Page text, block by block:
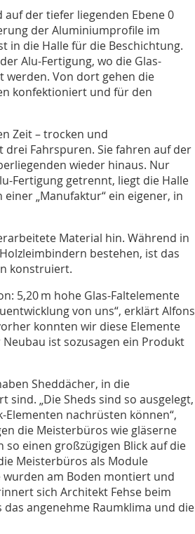
der tiefer liegenden Ebene 0
der Aluminiumprofile im
in die Halle für die Beschichtung.
Alu-Fertigung, wo die Glas-
werden. Von dort gehen die
konfektioniert und für den
Zeit – trocken und
Fahrspuren. Sie fahren auf der
wieder hinaus. Nur
Fertigung getrennt, liegt die Halle
„Manufaktur“ ein eigener, in
Mate­rial hin. Während in
bestehen, ist das
konstruiert.
5,20 m hohe Glas-Faltelemente
von uns“, erklärt Alfons
konnten wir diese Elemente
ist sozusagen ein Produkt
Sheddächer, in die
sind. „Die Sheds sind so ausgelegt,
nachrüsten können“,
die Meisterbüros wie gläserne
so einen großzügigen Blick auf die
Meisterbüros als Module
am Boden montiert und
sich Architekt Fehse beim
angenehme Raumklima und die